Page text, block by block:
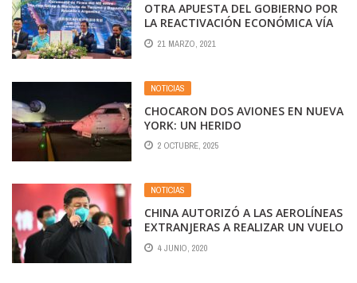
OTRA APUESTA DEL GOBIERNO POR
LA REACTIVACIÓN ECONÓMICA VÍA
CHINA
21 MARZO, 2021
NOTICIAS
CHOCARON DOS AVIONES EN NUEVA
YORK: UN HERIDO
2 OCTUBRE, 2025
NOTICIAS
CHINA AUTORIZÓ A LAS AEROLÍNEAS
EXTRANJERAS A REALIZAR UN VUELO
POR SEMANA
4 JUNIO, 2020